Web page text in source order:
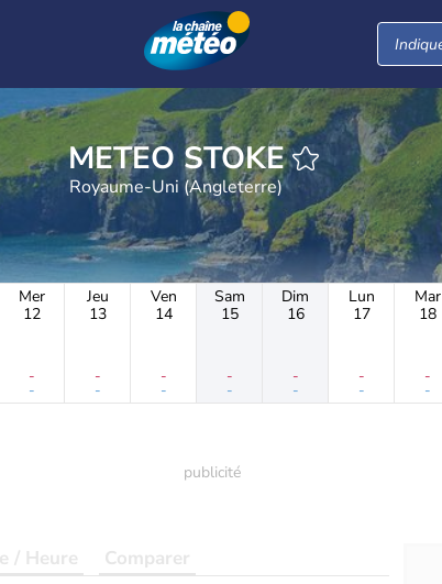
METEO STOKE
Royaume-Uni (Angleterre)
Mer
12
-
-
Jeu
13
-
-
Ven
14
-
-
Sam
15
-
-
Dim
16
-
-
Lun
17
-
-
Mar
18
-
-
/ Heure Comparer